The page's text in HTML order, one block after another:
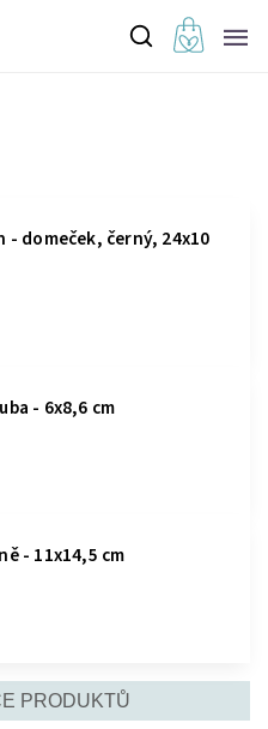
- domeček, černý, 24x10
- 6x8,6 cm
- 11x14,5 cm
PRODUKTŮ